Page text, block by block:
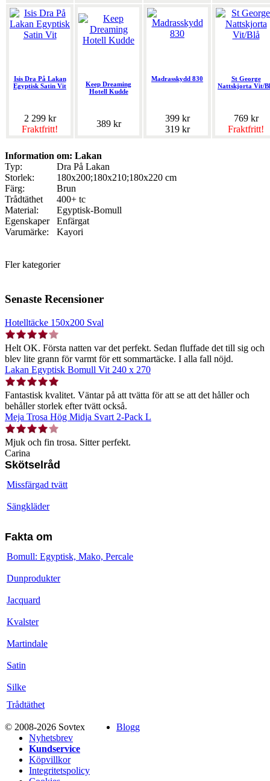
Isis Dra På Lakan
Egyptisk Satin Vit
2 299 kr
Fraktfritt!
Keep Dreaming
Hotell Kudde
389 kr
Madrasskydd 830
399 kr
319 kr
St George
Nattskjorta Vit/
769 kr
Fraktfritt!
Information om: Lakan
Typ:
Dra På Lakan
Storlek:
180x200;180x210;180x220 cm
Färg:
Brun
Trådtäthet
400+ tc
Material:
Egyptisk-Bomull
Egenskaper
Enfärgat
Varumärke:
Kayori
Fler kategorier
Senaste Recensioner
Hotelltäcke 150x200 Sval
Helt OK. Första natten var det perfekt. Sedan fluffade det till sig och
blev lite grann för varmt för ett sommartäcke. I alla fall nöjd.
Lakan Egyptisk Bomull Vit 240 x 270
Fantastisk kvalitet. Väntar på att tvätta för att se att det håller och
behåller storlek efter tvätt också.
Meja Trosa Hög Midja Svart 2-Pack L
Mjuk och fin trosa. Sitter perfekt.
Carina
Skötselråd
Missfärgad tvätt
Sängkläder
Fakta om
Bomull: Egyptisk, Mako, Percale
Dunprodukter
Jacquard
Kvalster
Martindale
Satin
Silke
Trådtäthet
© 2008-2026 Sovtex
Blogg
Nyhetsbrev
Kundservice
Köpvillkor
Integritetspolicy